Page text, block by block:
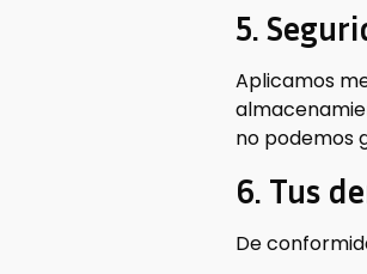
5.
Aplicamos
no podemos
6. Tus
De